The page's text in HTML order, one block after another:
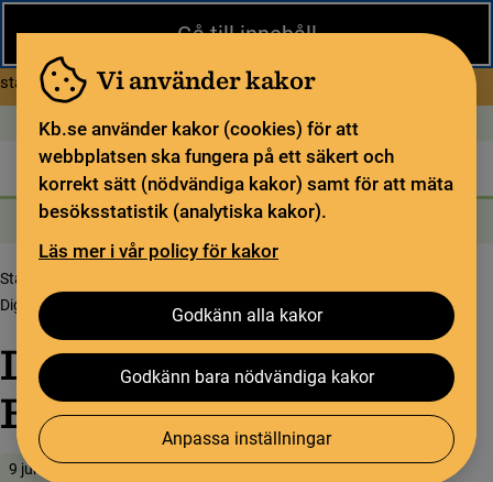
Gå till innehåll
Under sommaren har KB begränsad service och särskilda
öppettider. Vissa veckor är en del funktioner och samlingar
stängda.Läs mer om Begränsad service i sommar
Vi använder kakor
Kb.se använder kakor (cookies) för att
webbplatsen ska fungera på ett säkert och
korrekt sätt (nödvändiga kakor) samt för att mäta
besöksstatistik (analytiska kakor).
Läs mer i vår policy för kakor
Godkänn alla kakor
Godkänn bara nödvändiga kakor
Anpassa inställningar
Öppet idag: 9–17In English
Biblioteket För bibliotekssektorn Pliktleverans och ISBN
Sök Sök
Söktjänster
Startsida
Digi­ta­li­se­ra­d Bellmaniana
Digi­ta­li­se­ra­d
Bellmaniana
9 juni 2022